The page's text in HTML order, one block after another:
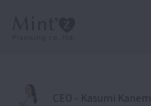
CEO - Kasumi